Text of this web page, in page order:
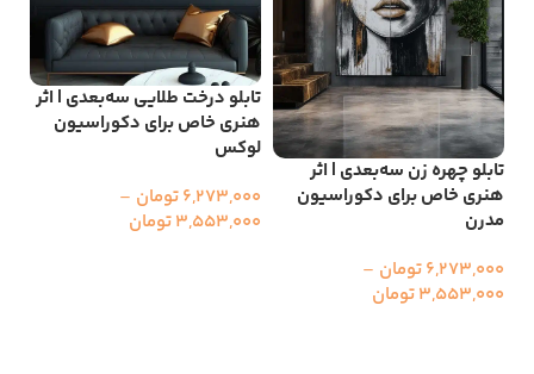
تابلو چهره زن سه‌بعدی | اثر
هنری خاص برای دکوراسیون
مدرن
6,273,000تومان –
3,553,000تومان
تابلو درخت طلایی سه‌بعدی | اثر
هنری خاص برای دکوراسیون
لوکس
6,273,000تومان –
3,553,000تومان